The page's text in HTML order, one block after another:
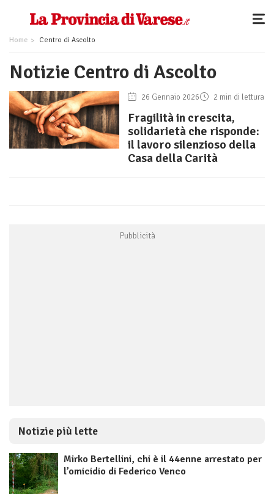
Home Centro di Ascolto
Notizie Centro di Ascolto
26 Gennaio 2026 2 min di lettura
Fragilità in crescita,
solidarietà che risponde:
il lavoro silenzioso della
Casa della Carità
Notizie più lette
Mirko Bertellini, chi è il 44enne arrestato per
l’omicidio di Federico Venco